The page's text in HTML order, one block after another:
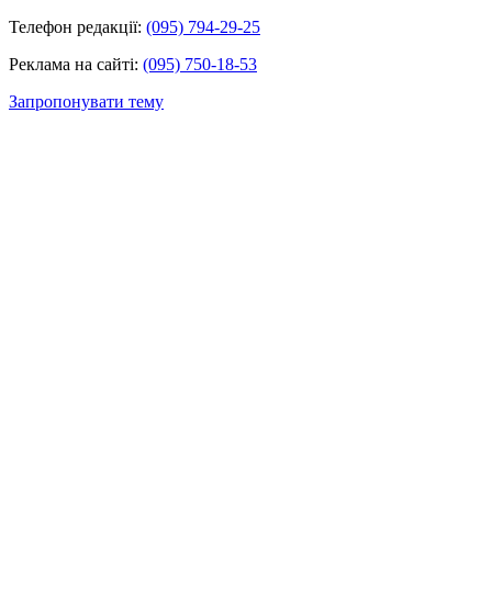
Телефон редакції: (095) 794-29-25
Реклама на сайті: (095) 750-18-53
Запропонувати тему